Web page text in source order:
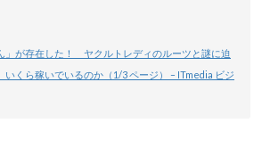
」が存在した！ ヤクルトレディのルーツと謎に迫
いくら稼いでいるのか（1/3 ページ） – ITmedia ビジ